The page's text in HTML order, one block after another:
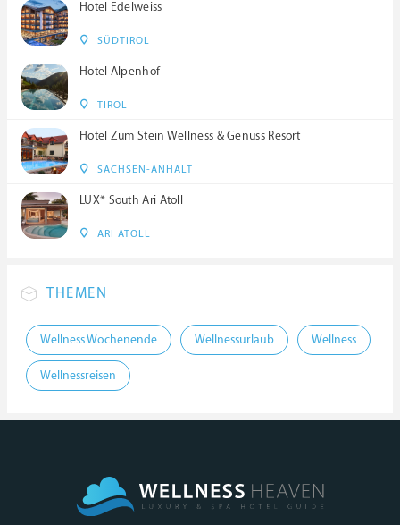
Hotel Edelweiss
SÜDTIROL
Hotel Alpenhof
TIROL
Hotel Zum Stein Wellness & Genuss Resort
SACHSEN-ANHALT
LUX* South Ari Atoll
ARI ATOLL
THEMEN
Wellness Wochenende Wellnessurlaub Wellness
Wellnessreisen